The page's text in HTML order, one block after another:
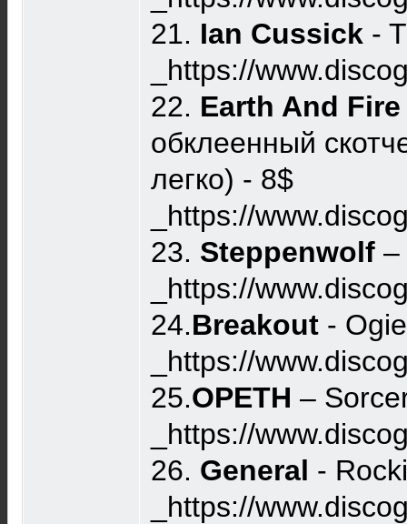
21. Ian Cussick -
_https://
22. Earth And Fire
обклеенный
легко) - 8$
_https://
23. Steppenwolf –
_https://
24.Breakout -
_https://
25.OPETH –
_https://
26. General -
_https://